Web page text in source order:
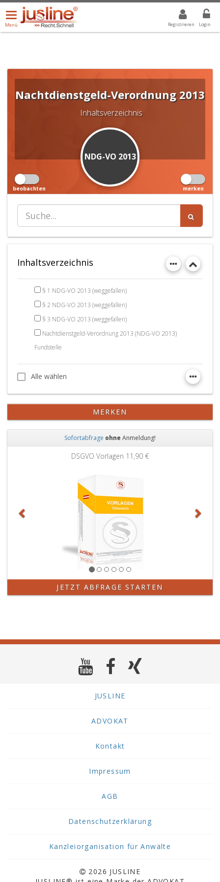
Registrieren Login
Menü
öffnen/schließen
Menü
ALLE DROPDOWN: GEWÄHLTER WERT IST ALLE
Nachtdienstgeld-Verordnung 2013
Inhaltsverzeichnis
NDG-VO 2013
beobachten merken
Inhaltsverzeichnis
§ 1 NDG-VO 2013 (weggefallen)
§ 2 NDG-VO 2013 (weggefallen)
§ 3 NDG-VO 2013 (weggefallen)
Nachtdienstgeld-Verordnung 2013 (NDG-VO 2013)
Fundstelle
Alle wählen
Alle wählen
MERKEN
Sofortabfrage ohne Anmeldung!
DSGVO Vorlagen 11,90 €
JETZT ABFRAGE STARTEN
JUSLINE
ADVOKAT
Kontakt
Impressum
AGB
Datenschutzerklärung
Kanzleiorganisation für Anwälte
2026 JUSLINE